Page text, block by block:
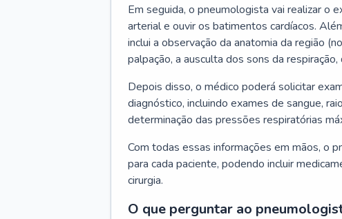
Em seguida, o pneumologista vai realizar o
arterial e ouvir os batimentos cardíacos.
inclui a observação da anatomia da região
palpação, a ausculta dos sons da
Depois disso, o médico poderá solicitar
diagnóstico, incluindo exames de sangue,
determinação das pressões respiratórias
Com todas essas informações em mãos, o
para cada paciente, podendo incluir
cirurgia.
O que perguntar ao